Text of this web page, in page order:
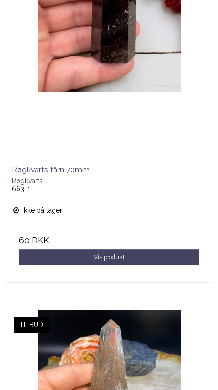
Røgkvarts tårn 70mm
Røgkvarts
663-1
Ikke på lager
60 DKK
Vis produkt
TILBUD